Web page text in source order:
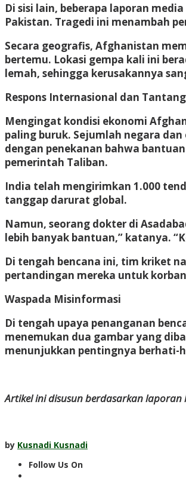
Di sisi lain, beberapa laporan
Pakistan. Tragedi ini menambah
Secara geografis, Afghanistan
bertemu. Lokasi gempa kali ini
lemah, sehingga kerusakannya
Respons Internasional dan
Mengingat kondisi ekonomi
paling buruk. Sejumlah negara
dengan penekanan bahwa
pemerintah Taliban.
India telah mengirimkan 1.000
tanggap darurat global.
Namun, seorang dokter di
lebih banyak bantuan,” katanya.
Di tengah bencana ini, tim kriket
pertandingan mereka untuk
Waspada Misinformasi
Di tengah upaya penanganan
menemukan dua gambar yang
menunjukkan pentingnya berhati-
Artikel ini disusun berdasarkan laporan
by Kusnadi Kusnadi
Follow Us On